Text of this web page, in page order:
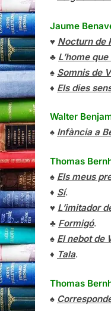
Jaume
♥ Nocturn de
♣ L’home
♠ Somnis de
♦ Els dies
Walter
♠ Infància a
Thomas
♠ Els meus
♦ Sí.
♥ L’imitador
♣ Formigó.
♠ El nebot de
♦ Tala.
Thomas
♠